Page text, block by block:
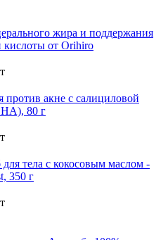
жира и поддержания
кислоты от Orihiro
акне с салициловой
80 г
тела с кокосовым маслом -
350 г